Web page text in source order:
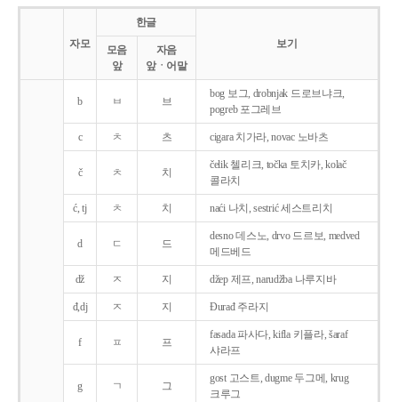
자모
한글
보기
모음
앞
자음
앞ㆍ어말
b ㅂ 브
bog 보그, drobnjak 드로브냐크,
pogreb 포그레브
c ㅊ 츠 cigara 치가라, novac 노바츠
č ㅊ 치
čelik 첼리크, točka 토치카, kolač
콜라치
ć, tj ㅊ 치 naći 나치, sestrić 세스트리치
d ㄷ 드
desno 데스노, drvo 드르보, medved
메드베드
dž ㅈ 지 džep 제프, narudžba 나루지바
đ,dj ㅈ 지 Ðurađ 주라지
f ㅍ 프
fasada 파사다, kifla 키플라, šaraf
샤라프
g ㄱ 그
gost 고스트, dugme 두그메, krug
크루그